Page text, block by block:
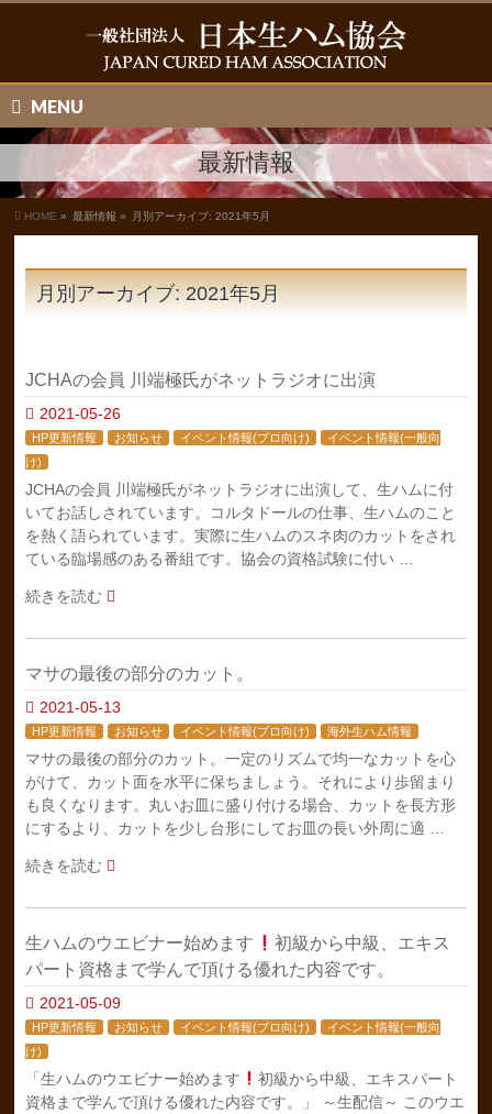
MENU
最新情報
HOME » 最新情報 » 月別アーカイブ: 2021年5月
月別アーカイブ: 2021年5月
JCHAの会員 川端極氏がネットラジオに出演
2021-05-26
HP更新情報 お知らせ イベント情報(プロ向け)
イベント情報(一般向
け)
JCHAの会員 川端極氏がネットラジオに出演して、生ハムに付
いてお話しされています。コルタドールの仕事、生ハムのこと
を熱く語られています。実際に生ハムのスネ肉のカットをされ
ている臨場感のある番組です。協会の資格試験に付い …
続きを読む
マサの最後の部分のカット。
2021-05-13
HP更新情報 お知らせ イベント情報(プロ向け) 海外生ハム情報
マサの最後の部分のカット。一定のリズムで均一なカットを心
がけて、カット面を水平に保ちましょう。それにより歩留まり
も良くなります。丸いお皿に盛り付ける場合、カットを長方形
にするより、カットを少し台形にしてお皿の長い外周に適 …
続きを読む
生ハムのウエビナー始めます
初級から中級、エキス
パート資格まで学んで頂ける優れた内容です。
2021-05-09
HP更新情報 お知らせ イベント情報(プロ向け)
イベント情報(一般向
け)
「生ハムのウエビナー始めます
初級から中級、エキスパート
資格まで学んで頂ける優れた内容です。」 ～生配信～ このウエ